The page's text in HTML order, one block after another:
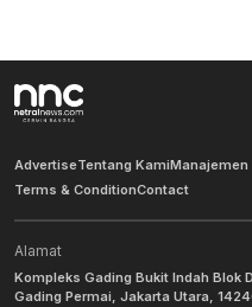
AdvertiseTentang KamiManajemen
Terms & ConditionContact
Alamat
Kompleks Gading Bukit Indah Blok
Gading Permai, Jakarta Utara,